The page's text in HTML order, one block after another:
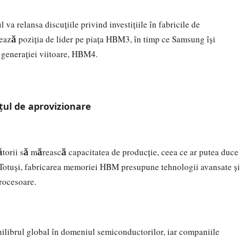
va relansa discuțiile privind investițiile în fabricile de
poziția de lider pe piața HBM3, în timp ce Samsung își
viitoare, HBM4.
de aprovizionare
să mărească capacitatea de producție, ceea ce ar putea duce
fabricarea memoriei HBM presupune tehnologii avansate și
global în domeniul semiconductorilor, iar companiile